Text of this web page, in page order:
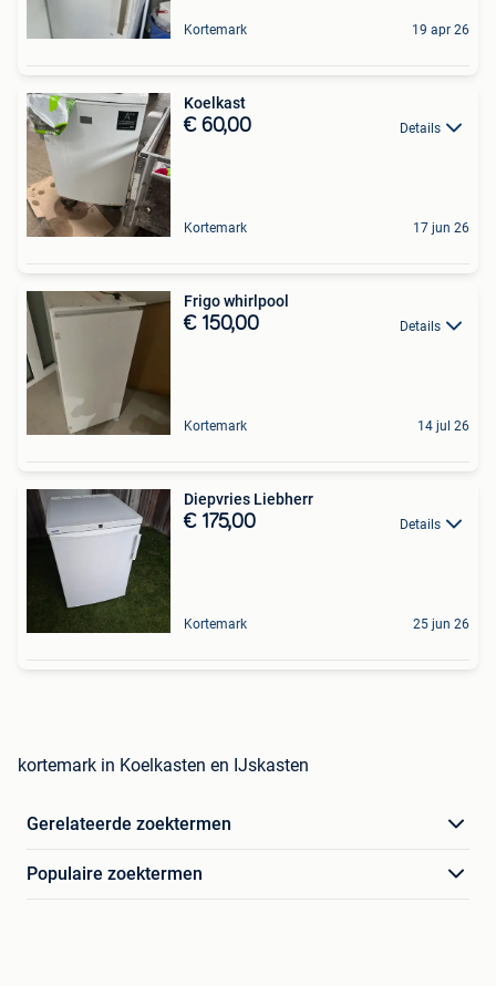
Kortemark 19 apr 26
Koelkast
€ 60,00 Details
Kortemark 17 jun 26
Frigo whirlpool
€ 150,00 Details
Kortemark 14 jul 26
Diepvries Liebherr
€ 175,00 Details
Kortemark 25 jun 26
kortemark in Koelkasten en IJskasten
Gerelateerde zoektermen
Populaire zoektermen